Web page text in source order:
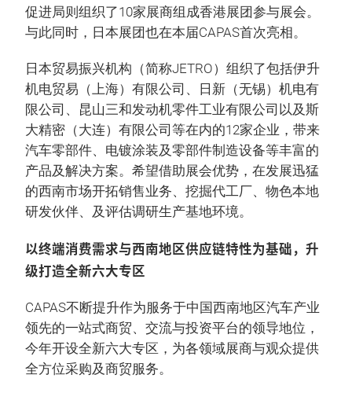
促进局则组织了10家展商组成香港展团参与展会。
与此同时，日本展团也在本届CAPAS首次亮相。
日本贸易振兴机构（简称JETRO）组织了包括伊升
机电贸易（上海）有限公司、日新（无锡）机电有
限公司、昆山三和发动机零件工业有限公司以及斯
大精密（大连）有限公司等在内的12家企业，带来
汽车零部件、电镀涂装及零部件制造设备等丰富的
产品及解决方案。希望借助展会优势，在发展迅猛
的西南市场开拓销售业务、挖掘代工厂、物色本地
研发伙伴、及评估调研生产基地环境。
以终端消费需求与西南地区供应链特性为基础，升
级打造全新六大专区
CAPAS不断提升作为服务于中国西南地区汽车产业
领先的一站式商贸、交流与投资平台的领导地位，
今年开设全新六大专区，为各领域展商与观众提供
全方位采购及商贸服务。